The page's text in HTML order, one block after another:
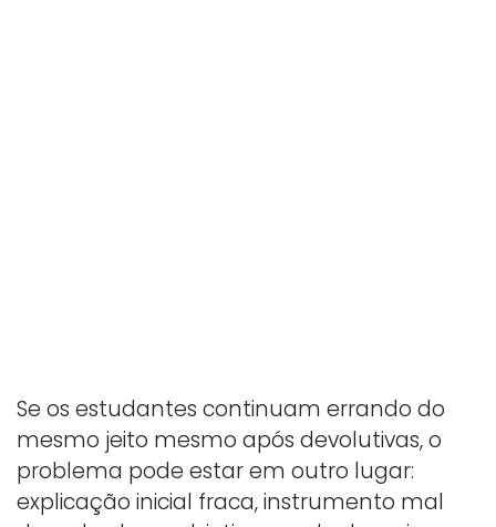
Se os estudantes continuam errando do
mesmo jeito mesmo após devolutivas, o
problema pode estar em outro lugar:
explicação inicial fraca, instrumento mal